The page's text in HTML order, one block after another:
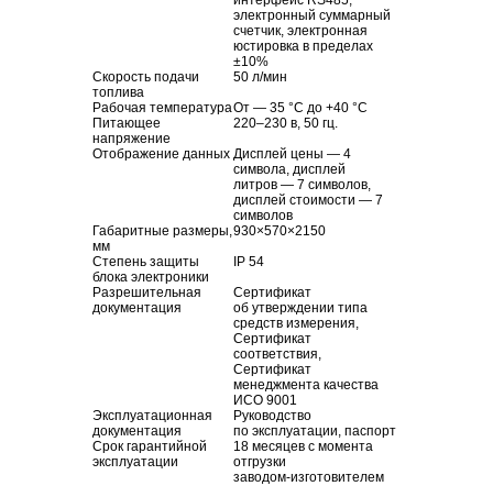
электронный суммарный
счетчик, электронная
юстировка в пределах
±10%
Скорость подачи
топлива
50 л/мин
Рабочая температураОт — 35 °C до +40 °C
Питающее
напряжение
220–230 в, 50 гц.
Отображение данных Дисплей цены — 4
символа, дисплей
литров — 7 символов,
дисплей стоимости — 7
символов
Габаритные размеры,
мм
930×570×2150
Степень защиты
блока электроники
IP 54
Разрешительная
документация
Сертификат
об утверждении типа
средств измерения,
Сертификат
соответствия,
Сертификат
менеджмента качества
ИСО 9001
Эксплуатационная
документация
Руководство
по эксплуатации, паспорт
Срок гарантийной
эксплуатации
18 месяцев с момента
отгрузки
заводом-изготовителем